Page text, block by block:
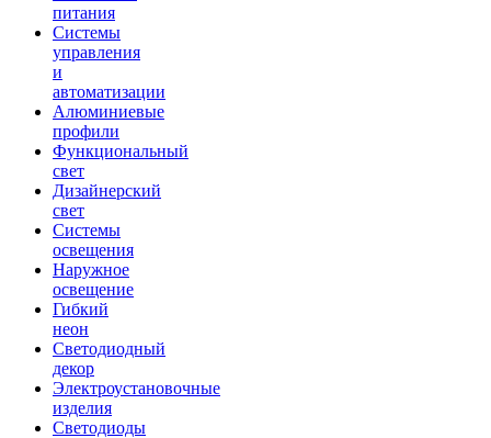
питания
Системы
управления
и
автоматизации
Алюминиевые
профили
Функциональный
свет
Дизайнерский
свет
Системы
освещения
Наружное
освещение
Гибкий
неон
Светодиодный
декор
Электроустановочные
изделия
Светодиоды